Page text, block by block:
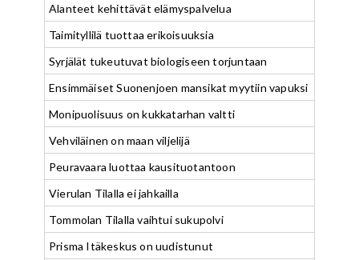
Alanteet kehittävät elämyspalvelua
Taimityllilä tuottaa erikoisuuksia
Syrjälät tukeutuvat biologiseen torjuntaan
Ensimmäiset Suonenjoen mansikat myytiin vapuksi
Monipuolisuus on kukkatarhan valtti
Vehviläinen on maan viljelijä
Peuravaara luottaa kausituotantoon
Vierulan Tilalla ei jahkailla
Tommolan Tilalla vaihtui sukupolvi
Prisma Itäkeskus on uudistunut